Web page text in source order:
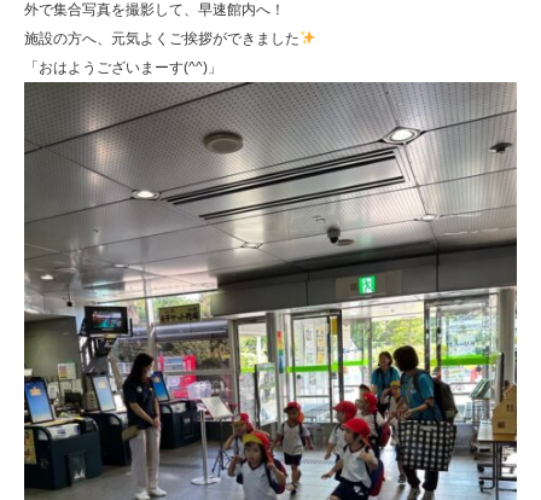
連
携
型
認
定
こ
ど
も
園
ひ
ら
り
す
外で集合写真を撮影して、早速館内へ！
施設の方へ、元気よくご挨拶ができました
「おはようございまーす(^^)」